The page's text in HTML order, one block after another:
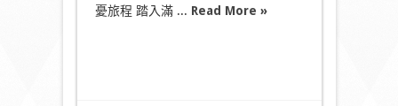
憂旅程 踏入滿 ... Read More »